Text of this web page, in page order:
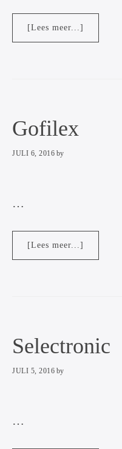
[Lees meer...]
Utrecht
Gofilex
JULI 6, 2016 by
…
[Lees meer...]
Selectronic
JULI 5, 2016 by
…